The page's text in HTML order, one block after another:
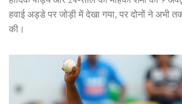
हवाई अड्डे पर जोड़ी में देखा गया, पर दोनों ने अभी
की।